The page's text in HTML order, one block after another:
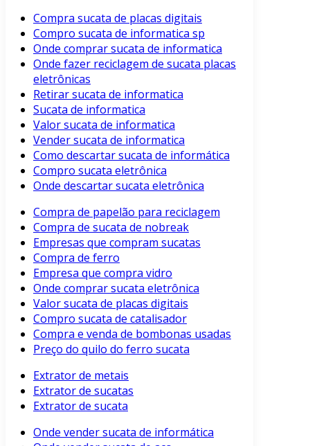
Compra sucata de placas digitais
Compro sucata de informatica sp
Onde comprar sucata de informatica
Onde fazer reciclagem de sucata placas
eletrônicas
Retirar sucata de informatica
Sucata de informatica
Valor sucata de informatica
Vender sucata de informatica
Como descartar sucata de informática
Compro sucata eletrônica
Onde descartar sucata eletrônica
Compra de papelão para reciclagem
Compra de sucata de nobreak
Empresas que compram sucatas
Compra de ferro
Empresa que compra vidro
Onde comprar sucata eletrônica
Valor sucata de placas digitais
Compro sucata de catalisador
Compra e venda de bombonas usadas
Preço do quilo do ferro sucata
Extrator de metais
Extrator de sucatas
Extrator de sucata
Onde vender sucata de informática